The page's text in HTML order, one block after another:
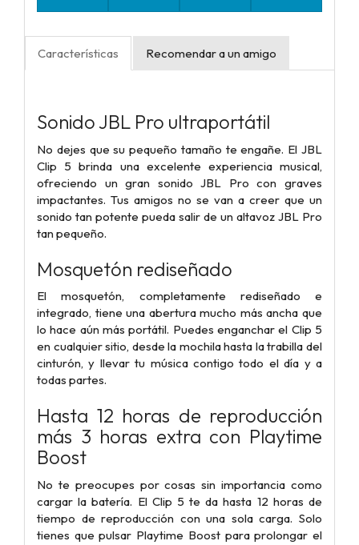
Características Recomendar a un amigo
Sonido JBL Pro ultraportátil
No dejes que su pequeño tamaño te engañe. El JBL
Clip 5 brinda una excelente experiencia musical,
ofreciendo un gran sonido JBL Pro con graves
impactantes. Tus amigos no se van a creer que un
sonido tan potente pueda salir de un altavoz JBL Pro
tan pequeño.
Mosquetón rediseñado
El mosquetón, completamente rediseñado e
integrado, tiene una abertura mucho más ancha que
lo hace aún más portátil. Puedes enganchar el Clip 5
en cualquier sitio, desde la mochila hasta la trabilla del
cinturón, y llevar tu música contigo todo el día y a
todas partes.
Hasta 12 horas de reproducción
más 3 horas extra con Playtime
Boost
No te preocupes por cosas sin importancia como
cargar la batería. El Clip 5 te da hasta 12 horas de
tiempo de reproducción con una sola carga. Solo
tienes que pulsar Playtime Boost para prolongar el